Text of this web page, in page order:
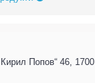
Попов“ 46, 1700